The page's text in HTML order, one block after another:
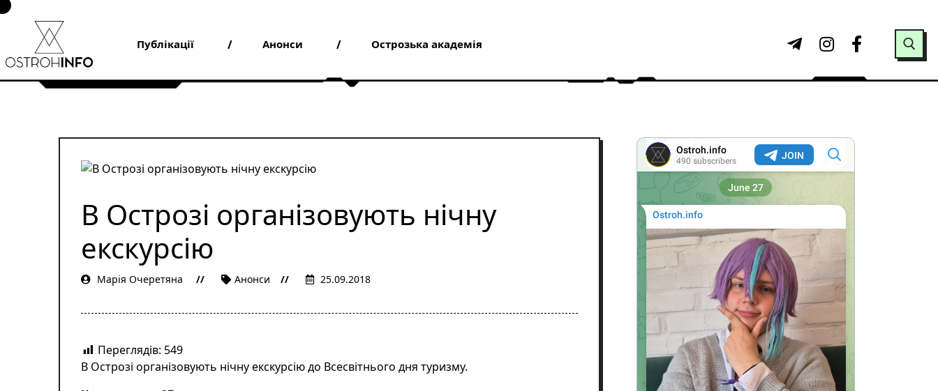
Skip
content
Публікації Анонси Острозька академія
В Острозі організовують нічну
екскурсію
Марія Очеретяна Анонси 25.09.2018
Переглядів: 549
В Острозі організовують нічну екскурсію до Всесвітнього дня туризму.